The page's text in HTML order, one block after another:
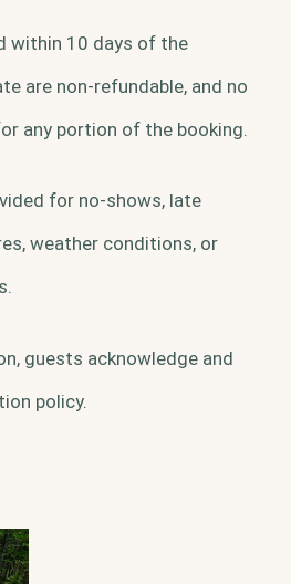
within 10 days of the
are non-refundable, and no
any portion of the booking.
for no-shows, late
weather conditions, or
guests acknowledge and
policy.